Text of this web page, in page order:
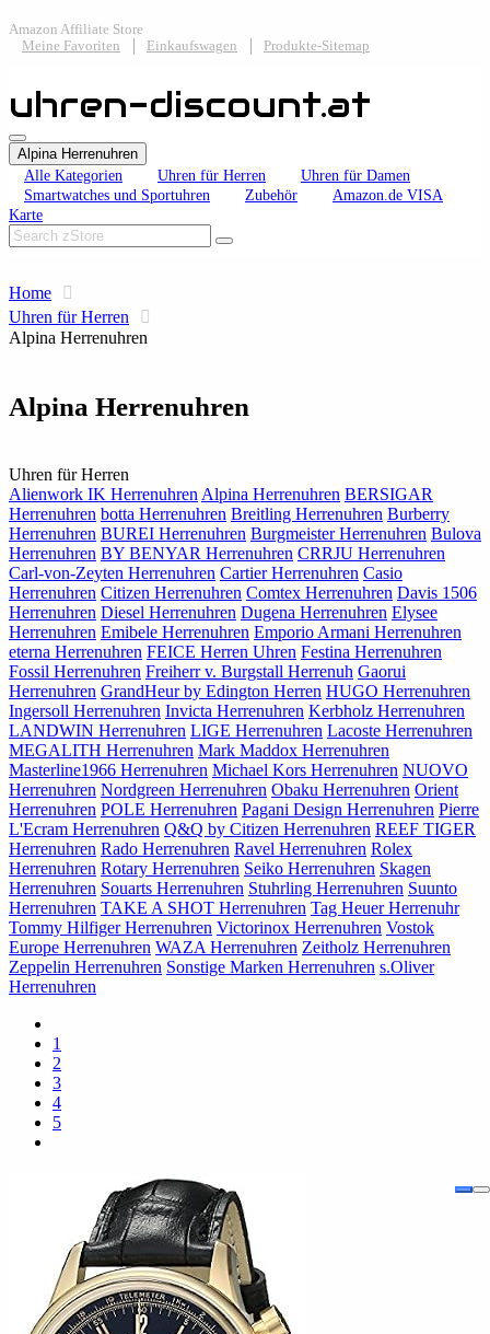
Amazon Affiliate Store
Meine Favoriten
Einkaufswagen Produkte-Sitemap
uhren-discount.at
Alpina Herrenuhren
Alle Kategorien
Uhren für Herren
Uhren für Damen
Smartwatches und Sportuhren
Zubehör
Amazon.de VISA
Karte
Home
Uhren für Herren
Alpina Herrenuhren
Alpina Herrenuhren
Uhren für Herren
Alienwork IK Herrenuhren Alpina Herrenuhren BERSIGAR
Herrenuhren botta Herrenuhren Breitling Herrenuhren Burberry
Herrenuhren BUREI Herrenuhren Burgmeister Herrenuhren Bulova
Herrenuhren BY BENYAR Herrenuhren CRRJU Herrenuhren
Carl-von-Zeyten Herrenuhren Cartier Herrenuhren Casio
Herrenuhren Citizen Herrenuhren Comtex Herrenuhren Davis 1506
Herrenuhren Diesel Herrenuhren Dugena Herrenuhren Elysee
Herrenuhren Emibele Herrenuhren Emporio Armani Herrenuhren
eterna Herrenuhren FEICE Herren Uhren Festina Herrenuhren
Fossil Herrenuhren Freiherr v. Burgstall Herrenuh Gaorui
Herrenuhren GrandHeur by Edington Herren HUGO Herrenuhren
Ingersoll Herrenuhren Invicta Herrenuhren Kerbholz Herrenuhren
LANDWIN Herrenuhren LIGE Herrenuhren Lacoste Herrenuhren
MEGALITH Herrenuhren Mark Maddox Herrenuhren
Masterline1966 Herrenuhren Michael Kors Herrenuhren NUOVO
Herrenuhren Nordgreen Herrenuhren Obaku Herrenuhren Orient
Herrenuhren POLE Herrenuhren Pagani Design Herrenuhren Pierre
L'Ecram Herrenuhren Q&Q by Citizen Herrenuhren REEF TIGER
Herrenuhren Rado Herrenuhren Ravel Herrenuhren Rolex
Herrenuhren Rotary Herrenuhren Seiko Herrenuhren Skagen
Herrenuhren Souarts Herrenuhren Stuhrling Herrenuhren Suunto
Herrenuhren TAKE A SHOT Herrenuhren Tag Heuer Herrenuhr
Tommy Hilfiger Herrenuhren Victorinox Herrenuhren Vostok
Europe Herrenuhren WAZA Herrenuhren Zeitholz Herrenuhren
Zeppelin Herrenuhren Sonstige Marken Herrenuhren s.Oliver
Herrenuhren
1
2
3
4
5